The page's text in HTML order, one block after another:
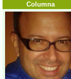
Columna